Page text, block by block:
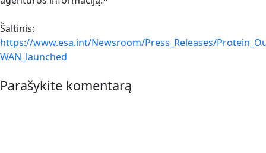
Šaltinis:
https://www.esa.int/Newsroom/Press_Releases/
WAN_launched
Parašykite komentarą